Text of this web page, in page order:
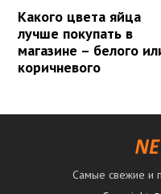
Какого цвета яйца
лучше покупать в
магазине – белого
коричневого
Самые свежие и